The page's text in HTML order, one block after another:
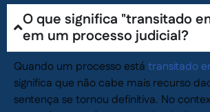
O que significa "transitado
em um processo judicial?
Quando um processo está transitado
significa que não cabe mais recurso
sentença se tornou definitiva. No